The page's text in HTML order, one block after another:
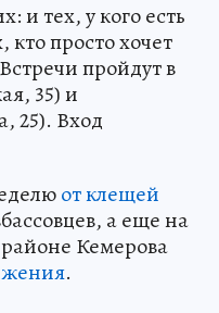
и тех, у кого есть
просто хочет
пройдут в
35) и
25). Вход
от клещей
а еще на
Кемерова
.